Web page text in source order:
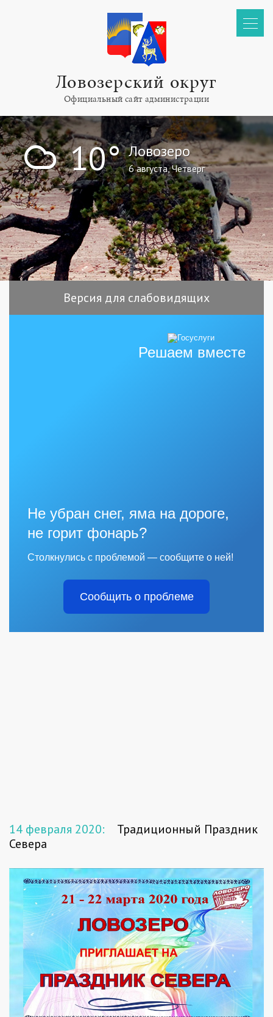
Ловозерский округ
Официальный сайт администрации
! 10° Ловозеро
6 августа, Четверг
Версия для слабовидящих
Решаем вместе
Не убран снег, яма на дороге,
не горит фонарь?
Столкнулись с проблемой — сообщите о ней!
Сообщить о проблеме
14 февраля 2020:
Традиционный Праздник
Севера